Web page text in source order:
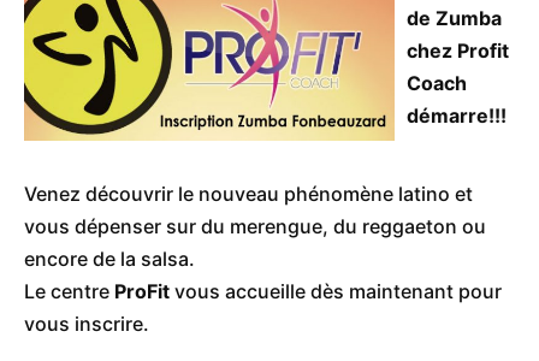
de Zumba
chez Profit
Coach
démarre!!!
Venez découvrir le nouveau phénomène latino et
vous dépenser sur du merengue, du reggaeton ou
encore de la salsa.
Le centre ProFit vous accueille dès maintenant pour
vous inscrire.